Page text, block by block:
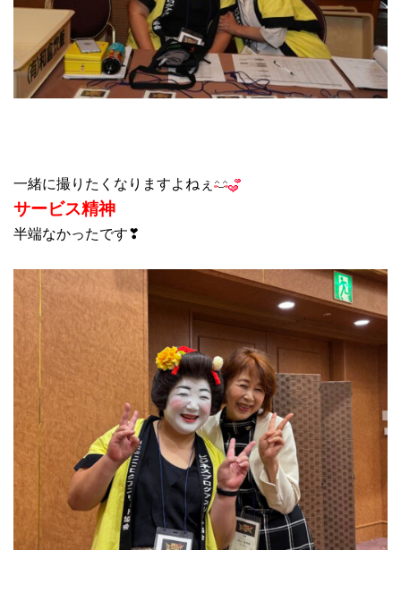
一緒に撮りたくなりますよねぇ
サービス精神
半端なかったです❣